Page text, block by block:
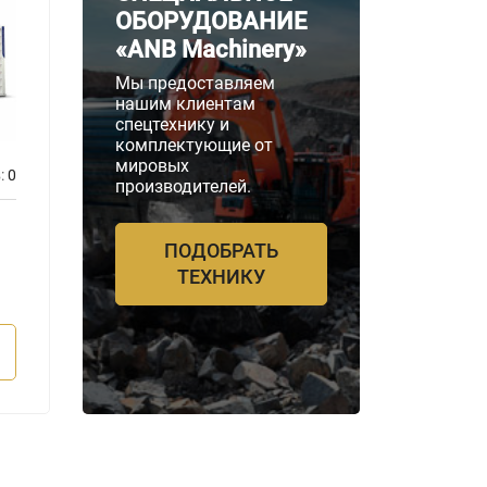
0 Отзывов:
Бренд двигателя
Perkins
Мощность
2200 кВА
ПОДРОБНЕЕ
ОБОРУДОВАНИЕ
«ANB Machinery»
Мы предоставляем
нашим клиентам
спецтехнику и
комплектующие от
мировых
производителей.
ПОДОБРАТЬ
ТЕХНИКУ